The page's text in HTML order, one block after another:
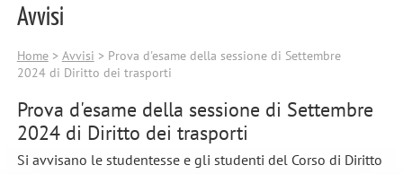
Avvisi
Home> Avvisi > Prova d'esame della sessione di Settembre
2024 di Diritto dei trasporti
Prova d'esame della sessione di Settembre
2024 di Diritto dei trasporti
Si avvisano le studentesse e gli studenti del Corso di Diritto